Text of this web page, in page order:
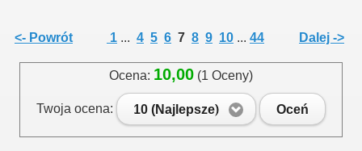
<- Powrót 1 ... 4 5 6 7 8 9 10 ... 44 Dalej ->
Ocena: 10,00 (1 Oceny)
Twoja ocena: 10 (Najlepsze) Oceń